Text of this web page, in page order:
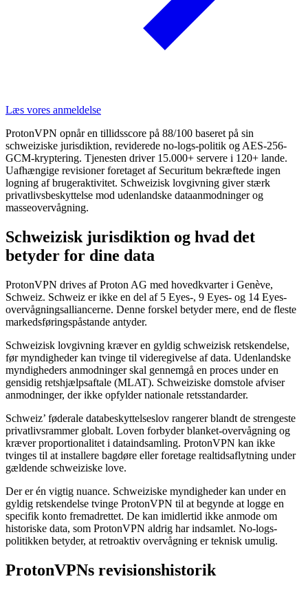
Læs vores anmeldelse
ProtonVPN opnår en tillidsscore på 88/100 baseret på sin
schweiziske jurisdiktion, reviderede no-logs-politik og AES-256-
GCM-kryptering. Tjenesten driver 15.000+ servere i 120+ lande.
Uafhængige revisioner foretaget af Securitum bekræftede ingen
logning af brugeraktivitet. Schweizisk lovgivning giver stærk
privatlivsbeskyttelse mod udenlandske dataanmodninger og
masseovervågning.
Schweizisk jurisdiktion og hvad det
betyder for dine data
ProtonVPN drives af Proton AG med hovedkvarter i Genève,
Schweiz. Schweiz er ikke en del af 5 Eyes-, 9 Eyes- og 14 Eyes-
overvågningsalliancerne. Denne forskel betyder mere, end de fleste
markedsføringspåstande antyder.
Schweizisk lovgivning kræver en gyldig schweizisk retskendelse,
før myndigheder kan tvinge til videregivelse af data. Udenlandske
myndigheders anmodninger skal gennemgå en proces under en
gensidig retshjælpsaftale (MLAT). Schweiziske domstole afviser
anmodninger, der ikke opfylder nationale retsstandarder.
Schweiz’ føderale databeskyttelseslov rangerer blandt de strengeste
privatlivsrammer globalt. Loven forbyder blanket-overvågning og
kræver proportionalitet i dataindsamling. ProtonVPN kan ikke
tvinges til at installere bagdøre eller foretage realtidsaflytning under
gældende schweiziske love.
Der er én vigtig nuance. Schweiziske myndigheder kan under en
gyldig retskendelse tvinge ProtonVPN til at begynde at logge en
specifik konto fremadrettet. De kan imidlertid ikke anmode om
historiske data, som ProtonVPN aldrig har indsamlet. No-logs-
politikken betyder, at retroaktiv overvågning er teknisk umulig.
ProtonVPNs revisionshistorik